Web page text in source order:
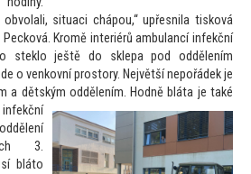
situaci chápou,“ upřesnila tisková
Kromě interiérů ambulancí infekční
steklo ještě do sklepa pod oddělením
o venkovní prostory. Největší nepořádek je
a dětským oddělením. Hodně bláta je také
infekční
3.
bláto